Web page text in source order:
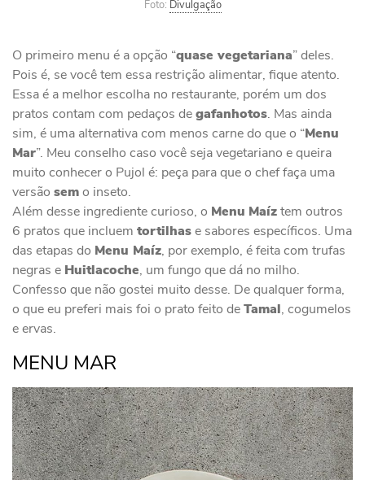
Foto: Divulgação
O primeiro menu é a opção “quase vegetariana” deles.
Pois é, se você tem essa restrição alimentar, fique atento.
Essa é a melhor escolha no restaurante, porém um dos
pratos contam com pedaços degafanhotos. Mas ainda
sim, é uma alternativa com menos carne do que o “Menu
Mar”. Meu conselho caso você seja vegetariano e queira
muito conhecer o Pujol é: peça para que o chef faça uma
versão semo inseto.
Além desse ingrediente curioso, o Menu Maíztem outros
6 pratos que incluem tortilhase sabores específicos. Uma
das etapas do Menu Maíz, por exemplo, é feita com trufas
negras e Huitlacoche, um fungo que dá no milho.
Confesso que não gostei muito desse. De qualquer forma,
o que eu preferi mais foi o prato feito deTamal, cogumelos
e ervas.
MENU MAR